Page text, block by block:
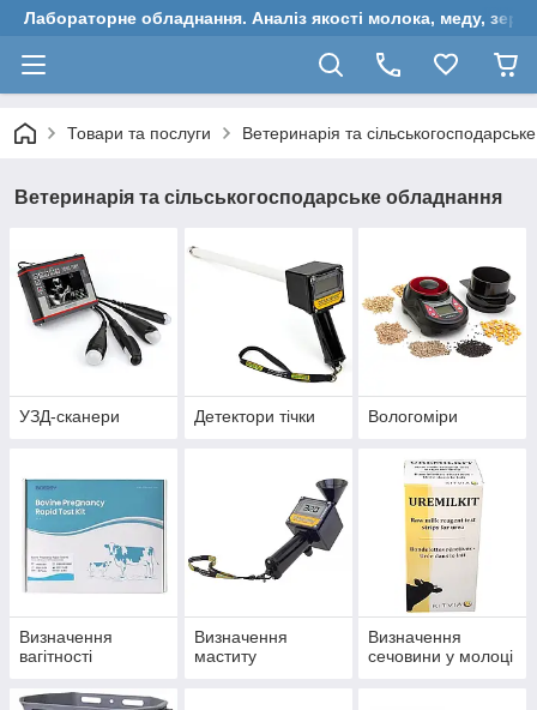
Лабораторне обладнання. Аналіз якості молока, меду, зерна
Товари та послуги Ветеринарія та
Ветеринарія та сільськогосподарське обладнання
УЗД-сканери Детектори тічки Вологоміри
Визначення
вагітності
Визначення
маститу
Визначення
сечовини у молоці